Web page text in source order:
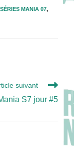
SÉRIES MANIA 07,
suivant
S7 jour #5